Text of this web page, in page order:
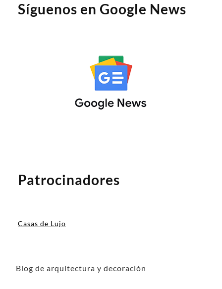
Síguenos en Google News
Patrocinadores
Casas de Lujo
Blog de arquitectura y decoración